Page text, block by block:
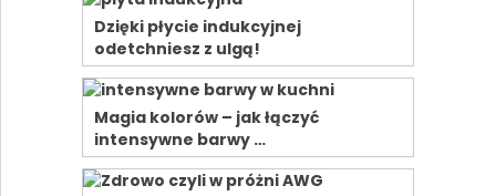
Dzięki płycie indukcyjnej
odetchniesz z ulgą!
Magia kolorów – jak łączyć
intensywne barwy …